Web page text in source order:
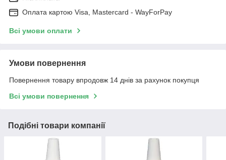
Оплата картою Visa, Mastercard - WayForPay
Всі умови оплати
Умови повернення
Повернення товару впродовж 14 днів за рахунок покупця
Всі умови повернення
Подібні товари компанії